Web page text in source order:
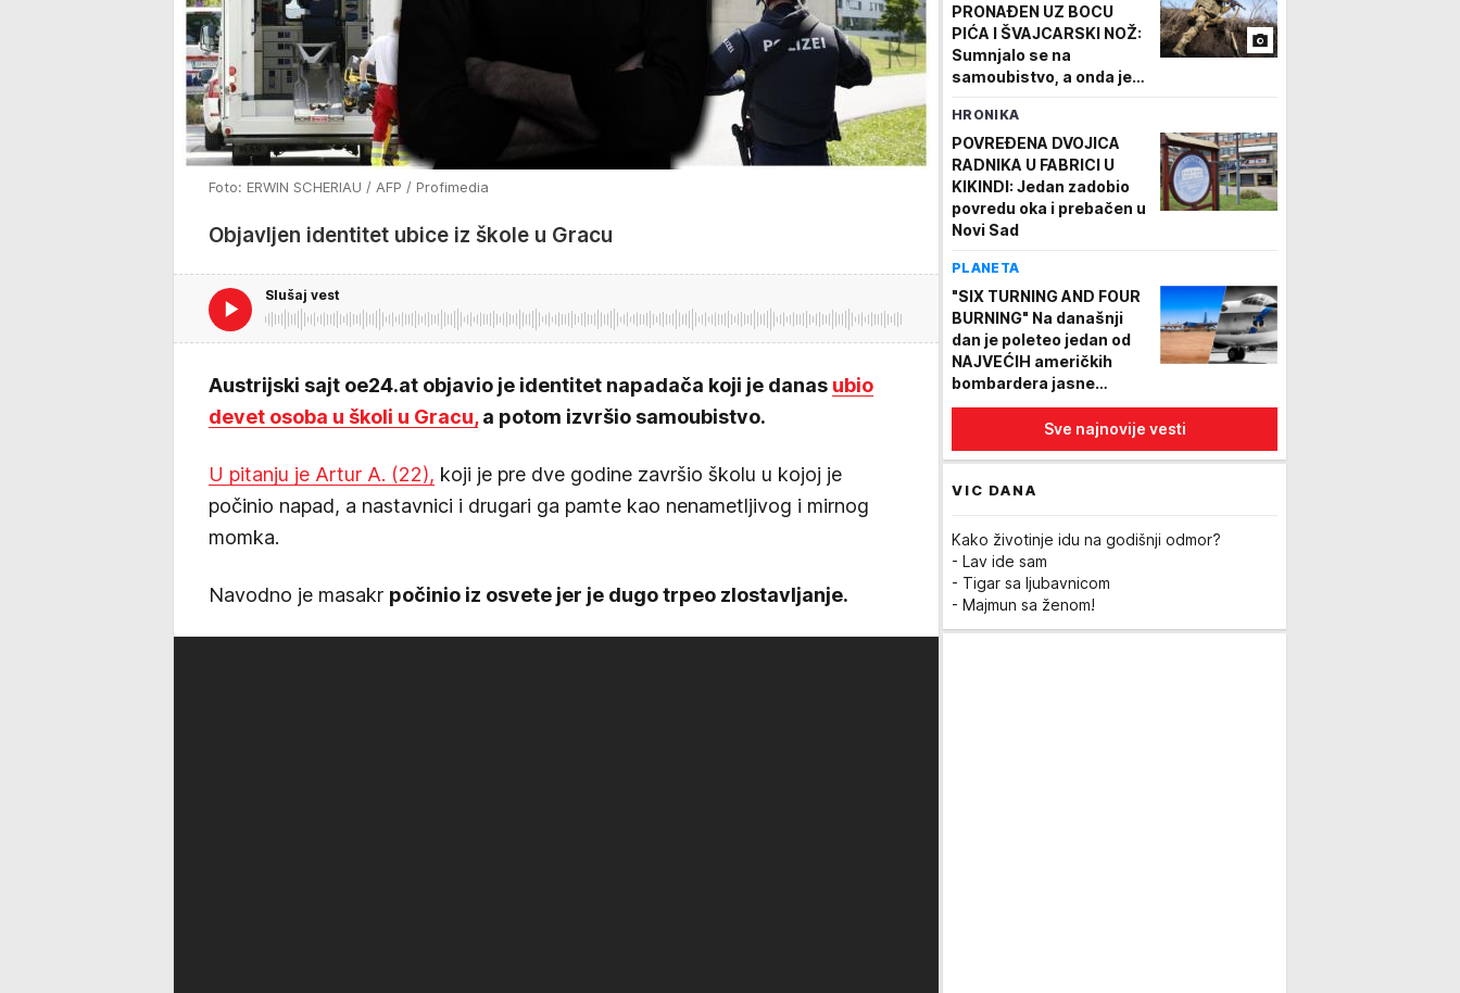
Foto: ERWIN SCHERIAU / AFP / Profimedia
Objavljen identitet ubice iz škole u Gracu
Slušaj vest
Austrijski sajt oe24.at objavio je identitet napadača koji je danas ubio
devet osoba u školi u Gracu,a potom izvršio samoubistvo.
U pitanju je Artur A. (22), koji je pre dve godine završio školu u kojoj je
počinio napad, a nastavnici i drugari ga pamte kao nenametljivog i mirnog
momka.
Navodno je masakr počinio iz osvete jer je dugo trpeo zlostavljanje.
PRONAĐEN UZ BOCU
PIĆA I ŠVAJCARSKI NOŽ:
Sumnjalo se na
samoubistvo, a onda je
HRONIKA
POVREĐENA DVOJICA
RADNIKA U FABRICI U
KIKINDI: Jedan zadobio
povredu oka i prebačen u
Novi Sad
PLANETA
"SIX TURNING AND FOUR
BURNING" Na današnji
dan je poleteo jedan od
NAJVEĆIH američkih
bombardera jasne
NAMENE i IRONIČNOG
imena, B-52 bio "mala
maca" za njega!
Sve najnovije vesti
VIC DANA
Kako životinje idu na godišnji odmor?
- Lav ide sam
- Tigar sa ljubavnicom
- Majmun sa ženom!